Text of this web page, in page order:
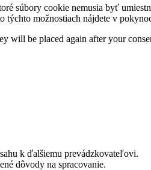
súbory cookie nemusia byť
možnostiach nájdete v
will be placed again after your
k ďalšiemu prevádzkovateľovi.
dôvody na spracovanie.